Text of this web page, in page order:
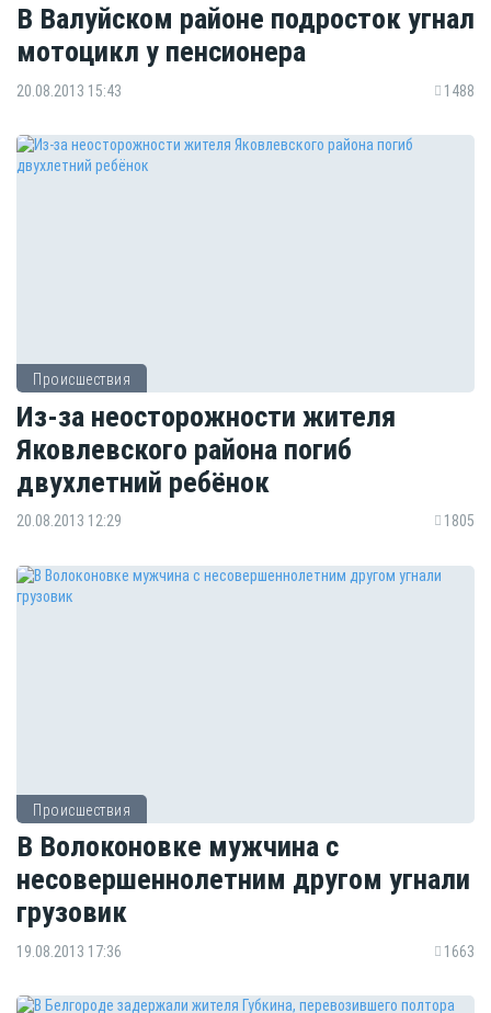
В Валуйском районе подросток угнал
мотоцикл у пенсионера
20.08.2013 15:43 1488
Происшествия
Из-за неосторожности жителя
Яковлевского района погиб
двухлетний ребёнок
20.08.2013 12:29 1805
Происшествия
В Волоконовке мужчина с
несовершеннолетним другом угнали
грузовик
19.08.2013 17:36 1663